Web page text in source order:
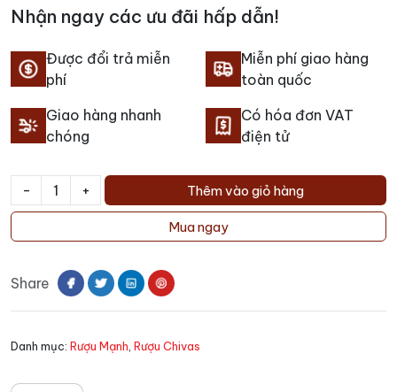
Nhận ngay các ưu đãi hấp dẫn!
Được đổi trả miễn
phí
Miễn phí giao hàng
toàn quốc
Giao hàng nhanh
chóng
Có hóa đơn VAT
điện tử
-
Rượu
21
Salute
+ Thêm vào giỏ hàng
Mua ngay
Share
Danh mục: Rượu Mạnh, Rượu Chivas